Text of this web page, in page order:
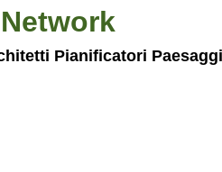
Pianificatori